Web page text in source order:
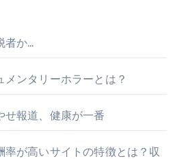
者か…
ンタリーホラーとは？
せ報道、健康が一番
率が高いサイトの特徴とは？収